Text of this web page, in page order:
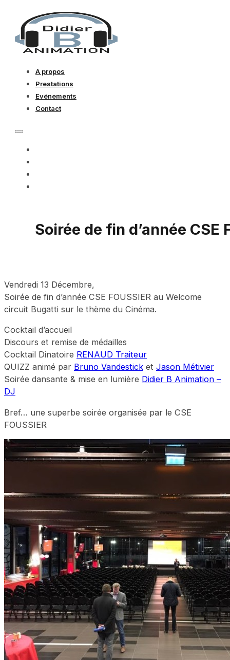
A propos
Prestations
Evénements
Contact
Soirée de fin d’année CSE
Vendredi 13 Décembre,
Soirée de fin d’année CSE FOUSSIER au Welcome
circuit Bugatti sur le thème du Cinéma.
Cocktail d’accueil
Discours et remise de médailles
Cocktail Dinatoire RENAUD Traiteur
QUIZZ animé par Bruno Vandestick et Jason Métivier
Soirée dansante & mise en lumière Didier B Animation –
DJ
Bref… une superbe soirée organisée par le CSE
FOUSSIER